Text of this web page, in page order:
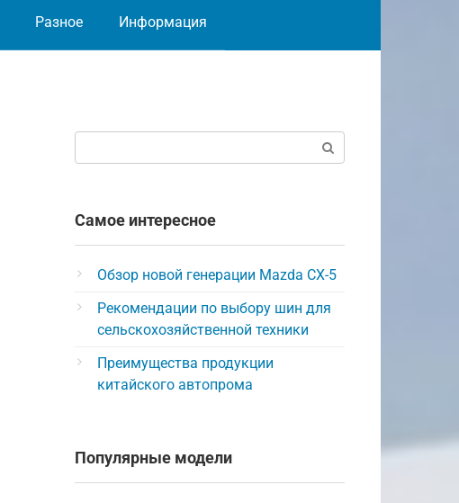
Разное Информация
Самое интересное
Обзор новой генерации Mazda CX-5
Рекомендации по выбору шин для
сельскохозяйственной техники
Преимущества продукции
китайского автопрома
Популярные модели